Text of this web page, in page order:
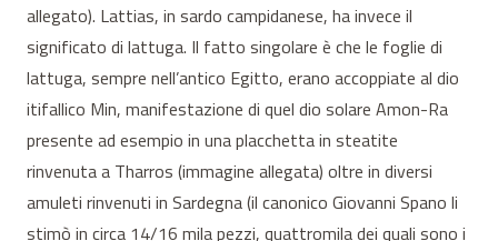
allegato). Lattias, in sardo campidanese, ha invece il
significato di lattuga. Il fatto singolare è che le foglie di
lattuga, sempre nell’antico Egitto, erano accoppiate al dio
itifallico Min, manifestazione di quel dio solare Amon-Ra
presente ad esempio in una placchetta in steatite
rinvenuta a Tharros (immagine allegata) oltre in diversi
amuleti rinvenuti in Sardegna (il canonico Giovanni Spano li
stimò in circa 14/16 mila pezzi, quattromila dei quali sono i